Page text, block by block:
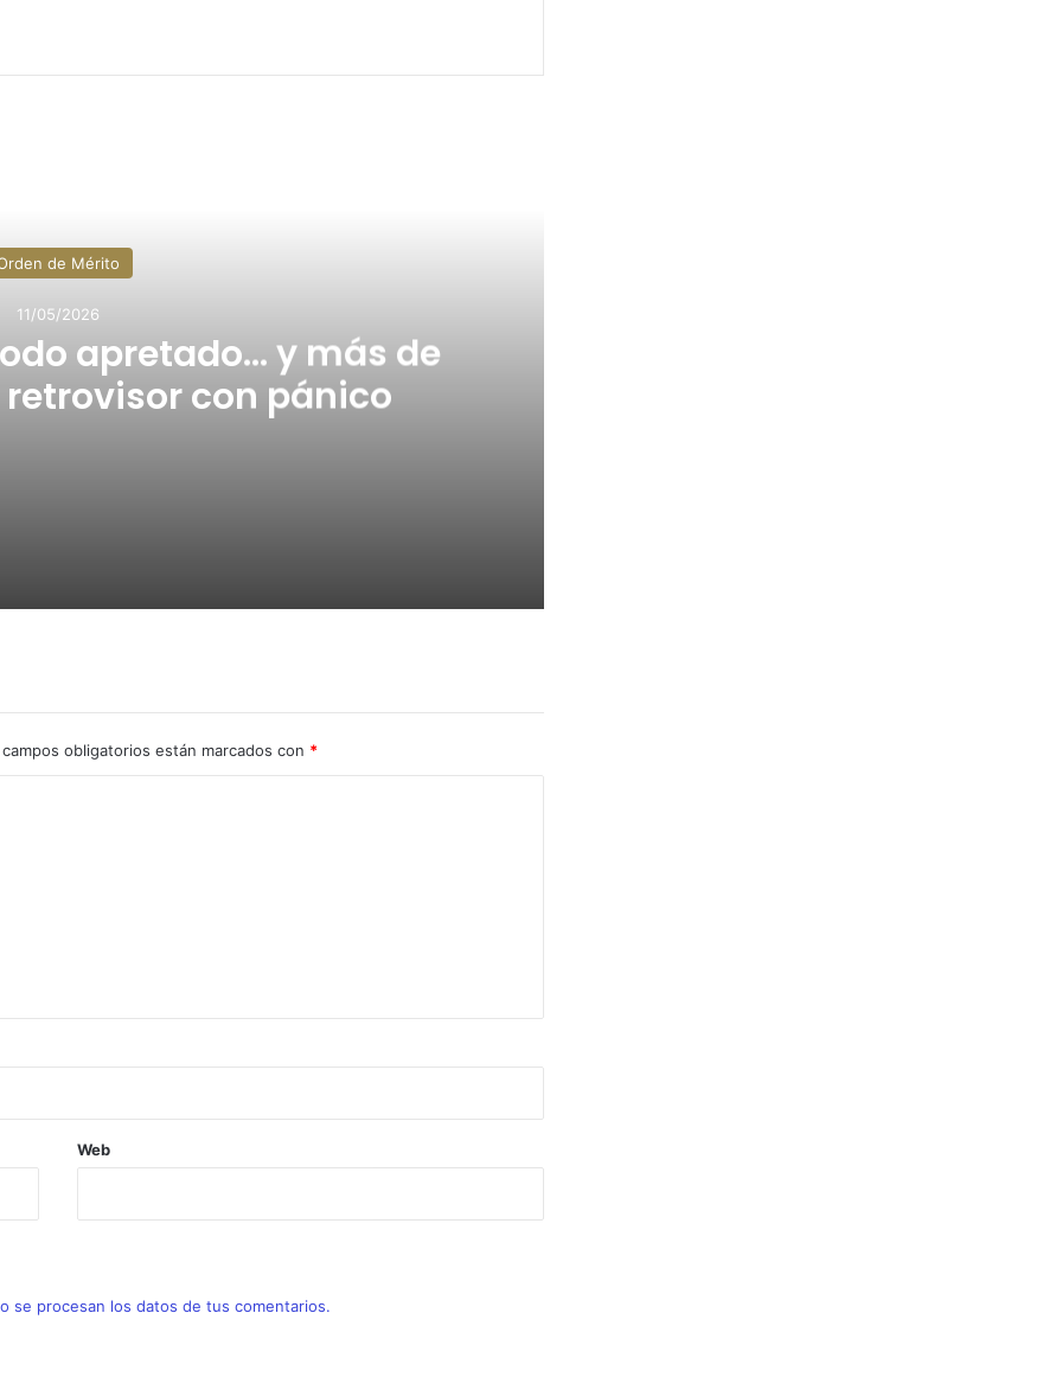
de Mérito
11/05/2026
apretado… y más de
con pánico
campos obligatorios están marcados con *
Web
se procesan los datos de tus comentarios.